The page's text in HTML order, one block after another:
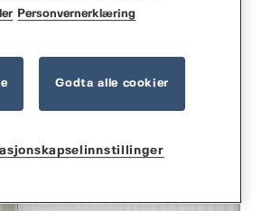
Personvernerklæring
Godta alle cookier